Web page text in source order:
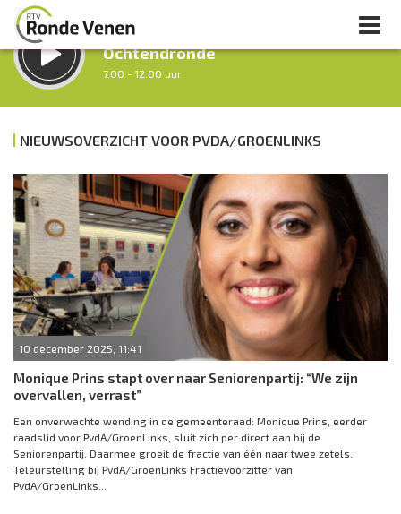
LUISTER LIVE:
Ochtendronde
7.00 - 12.00 uur
Tussen Twaalf en Twee
Vorig uur
Volgend uur
Inklappen
NIEUWSOVERZICHT VOOR PVDA/GROENLINKS
10 december 2025, 11:41
Monique Prins stapt over naar Seniorenpartij: “We zijn
overvallen, verrast”
Een onverwachte wending in de gemeenteraad: Monique Prins, eerder
raadslid voor PvdA/GroenLinks, sluit zich per direct aan bij de
Seniorenpartij. Daarmee groeit de fractie van één naar twee zetels.
Teleurstelling bij PvdA/GroenLinks Fractievoorzitter van
PvdA/GroenLinks...